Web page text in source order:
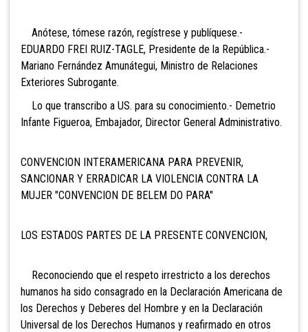
Anótese, tómese razón, regístrese y publíquese.-
EDUARDO FREI RUIZ-TAGLE, Presidente de la República.-
Mariano Fernández Amunátegui, Ministro de Relaciones
Exteriores Subrogante.
Lo que transcribo a US. para su conocimiento.- Demetrio
Infante Figueroa, Embajador, Director General Administrativo.
CONVENCION INTERAMERICANA PARA PREVENIR,
SANCIONAR Y ERRADICAR LA VIOLENCIA CONTRA LA
MUJER "CONVENCION DE BELEM DO PARA"
LOS ESTADOS PARTES DE LA PRESENTE CONVENCION,
Reconociendo que el respeto irrestricto a los derechos
humanos ha sido consagrado en la Declaración Americana de
los Derechos y Deberes del Hombre y en la Declaración
Universal de los Derechos Humanos y reafirmado en otros